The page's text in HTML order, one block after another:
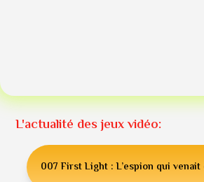
L'actualité des jeux vidéo:
007 First Light : L’espion qui